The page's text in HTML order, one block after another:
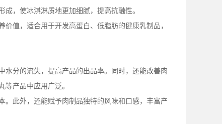
，使冰淇淋质地更加细腻，提高抗融性。
值，适合用于开发高蛋白、低脂肪的健康乳制品，
分的流失，提高产品的出品率。同时，还能改善肉
产品中应用广泛。
。此外，还能赋予肉制品独特的风味和口感，丰富产